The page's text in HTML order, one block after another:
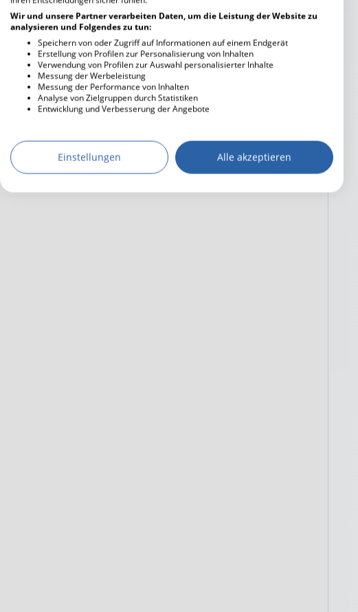
Wir und unsere Partner verarbeiten Daten, um die Leistung der Website zu
analysieren und Folgendes zu tun:
Speichern von oder Zugriff auf Informationen auf einem Endgerät
Erstellung von Profilen zur Personalisierung von Inhalten
Verwendung von Profilen zur Auswahl personalisierter Inhalte
Messung der Werbeleistung
Messung der Performance von Inhalten
Analyse von Zielgruppen durch Statistiken
Entwicklung und Verbesserung der Angebote
Einstellungen Alle akzeptieren